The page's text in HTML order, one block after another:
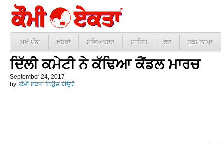
ਮੁਖੱ ਪੰਨਾ ਖ਼ਬਰਾਂ ਸਭਿਆਚਾਰ ਸਾਹਿਤ ਫੋਟੋ ਹੁਕਮਨਾਮਾ
ਦਿੱਲੀ ਕਮੇਟੀ ਨੇ ਕੱਢਿਆ ਕੈਂਡਲ ਮਾਰਚ
September 24, 2017
by: ਕੌਮੀ ਏਕਤਾ ਨਿਊਜ਼ ਬੀਊਰੋ